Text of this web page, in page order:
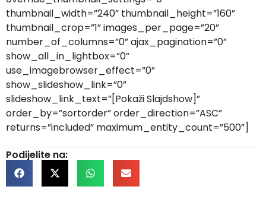
thumbnail_width=”240” thumbnail_height=”160”
thumbnail_crop=”1” images_per_page=”20”
number_of_columns=”0” ajax_pagination=”0”
show_all_in_lightbox=”0”
use_imagebrowser_effect=”0”
show_slideshow_link=”0”
slideshow_link_text=”[Pokaži Slajdshow]”
order_by=”sortorder” order_direction=”ASC”
returns=”included” maximum_entity_count=”500”]
Podijelite na: